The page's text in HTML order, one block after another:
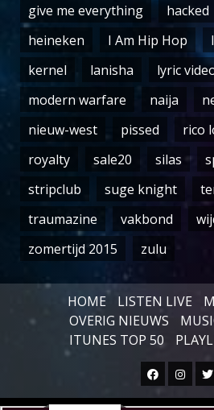
give me everything
hacked
heineken
I Am Hip Hop
kernel
lanisha lyric
modern warfare
naija
nieuw-west
pissed rico
royalty
sale20 silas
stripclub
suge knight
traumazine
vakbond
zomertijd 2015
zulu
HOME LISTEN LIVE
OVERIG NIEUWS
ITUNES TOP 50
Facebook